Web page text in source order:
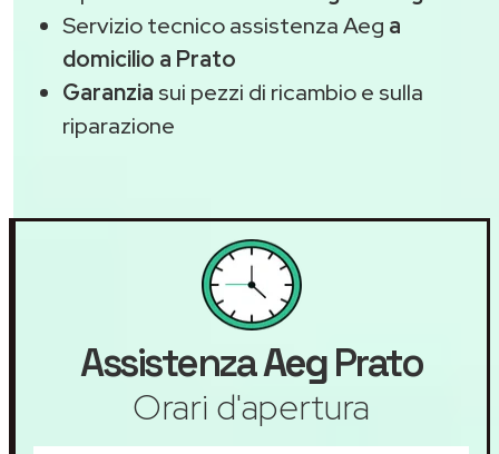
Servizio tecnico assistenza Aeg a
domicilio a Prato
Garanzia sui pezzi di ricambio e sulla
riparazione
AssistenzaAegPrato
Orari d'apertura